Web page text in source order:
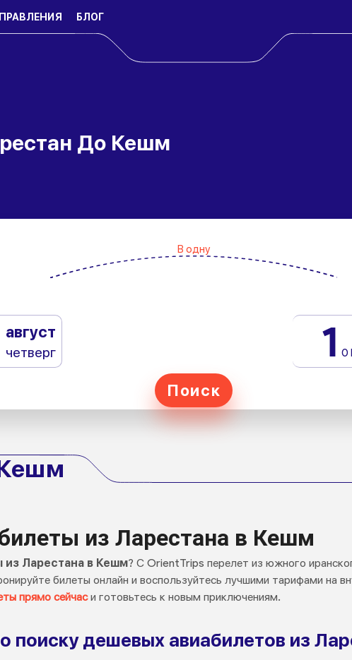
БЛОГ
До Кешм
В одну
август
четверг 1 0
Поиск
из Ларестана в Кешм
Ларестана в Кешм? С OrientTrips перелет из южного
билеты онлайн и воспользуйтесь лучшими тарифами на
прямо сейчаси готовьтесь к новым приключениям.
поиску дешевых авиабилетов из